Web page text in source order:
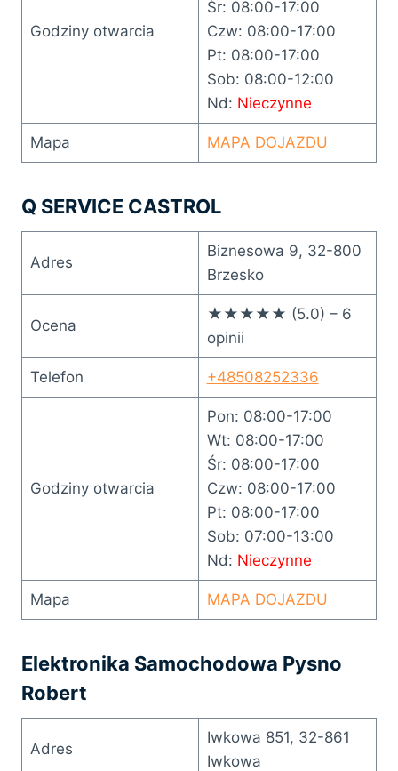
Godziny otwarcia
Śr: 08:00-17:00
Czw: 08:00-17:00
Pt: 08:00-17:00
Sob: 08:00-12:00
Nd: Nieczynne
Mapa MAPA DOJAZDU
Q SERVICE CASTROL
Adres
Biznesowa 9, 32-800
Brzesko
Ocena
★★★★★ (5.0) – 6
opinii
Telefon +48508252336
Godziny otwarcia
Pon: 08:00-17:00
Wt: 08:00-17:00
Śr: 08:00-17:00
Czw: 08:00-17:00
Pt: 08:00-17:00
Sob: 07:00-13:00
Nd: Nieczynne
Mapa MAPA DOJAZDU
Elektronika Samochodowa Pysno
Robert
Adres
Iwkowa 851, 32-861
Iwkowa